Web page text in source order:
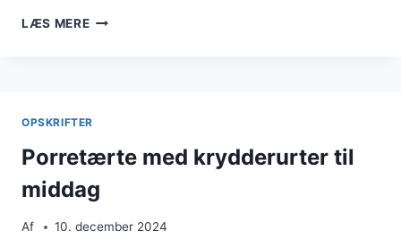
LÆS MEREPORRETÆRTE
OPSKRIFTER
Porretærte med krydderurter til
middag
Af 10. december 2024